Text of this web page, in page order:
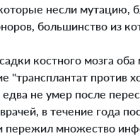
которые несли
большинство из
костного мозга
"трансплантат против
не умер после
в течение года
пережил множество